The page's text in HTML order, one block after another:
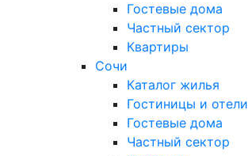
Гостевые дома
Частный сектор
Квартиры
Сочи
Каталог жилья
Гостиницы и отели
Гостевые дома
Частный сектор